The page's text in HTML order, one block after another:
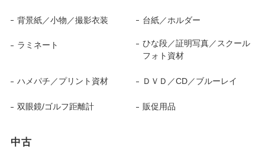
背景紙／小物／撮影衣装 台紙／ホルダー
ラミネート
ひな段／証明写真／スクール
フォト資材
ハメパチ／プリント資材 ＤＶＤ／CD／ブルーレイ
双眼鏡/ゴルフ距離計 販促用品
中古